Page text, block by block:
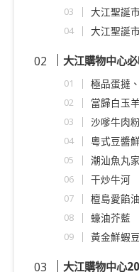
大江聖誕
大江聖誕
大江購物中心
極品蛋撻
當歸白玉
沙嗲牛肉
粵式豆醬
潮汕魚丸
干炒牛河
檀島愛餡
蠔油芥藍
黃金鮮蝦
大江購物中心